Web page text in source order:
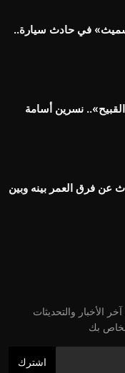
في حادث سيارة..
نسرين أسامة
عن فرق العمر بينه وبين
الأخبار والتحديثات
بك
اشترك